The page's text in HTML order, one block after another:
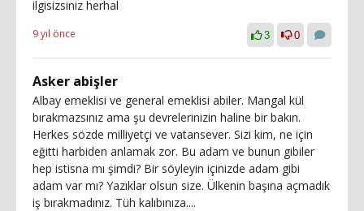
ilgisizsiniz herhal
9 yıl önce 3 0
Asker abişler
Albay emeklisi ve general emeklisi abiler. Mangal kül
bırakmazsınız ama şu devrelerinizin haline bir bakın.
Herkes sözde milliyetçi ve vatansever. Sizi kim, ne için
eğitti harbiden anlamak zor. Bu adam ve bunun gibiler
hep istisna mı şimdi? Bir söyleyin içinizde adam gibi
adam var mı? Yazıklar olsun size. Ülkenin başına açmadık
iş bırakmadınız. Tüh kalıbınıza....